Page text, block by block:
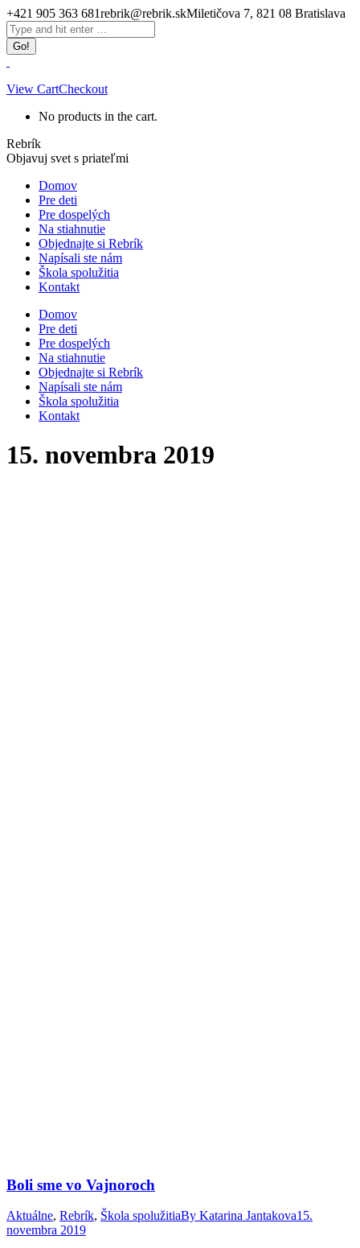
Skip
to
content
+421 905 363 681rebrik@rebrik.skMiletičova 7, 821 08 Bratislava
Facebook
page
opens
in
new
window
Search:
View CartCheckout
No products in the cart.
Rebrík
Objavuj svet s priateľmi
Domov
Pre deti
Pre dospelých
Na stiahnutie
Objednajte si Rebrík
Napísali ste nám
Škola spolužitia
Kontakt
Domov
Pre deti
Pre dospelých
Na stiahnutie
Objednajte si Rebrík
Napísali ste nám
Škola spolužitia
Kontakt
15. novembra 2019
Boli sme vo Vajnoroch
Aktuálne, Rebrík, Škola spolužitiaBy Katarina Jantakova15.
novembra 2019